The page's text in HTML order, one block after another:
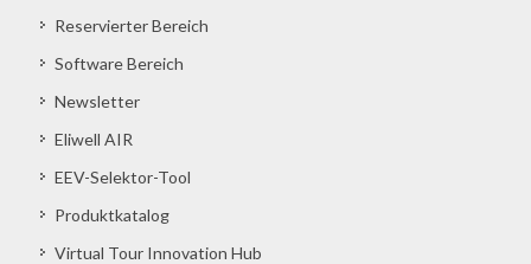
Reservierter Bereich
Software Bereich
Newsletter
Eliwell AIR
EEV-Selektor-Tool
Produktkatalog
Virtual Tour Innovation Hub